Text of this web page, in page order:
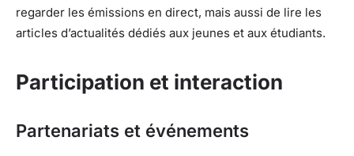
regarder les émissions en direct, mais aussi de lire les
articles d’actualités dédiés aux jeunes et aux étudiants.
Participation et interaction
Partenariats et événements